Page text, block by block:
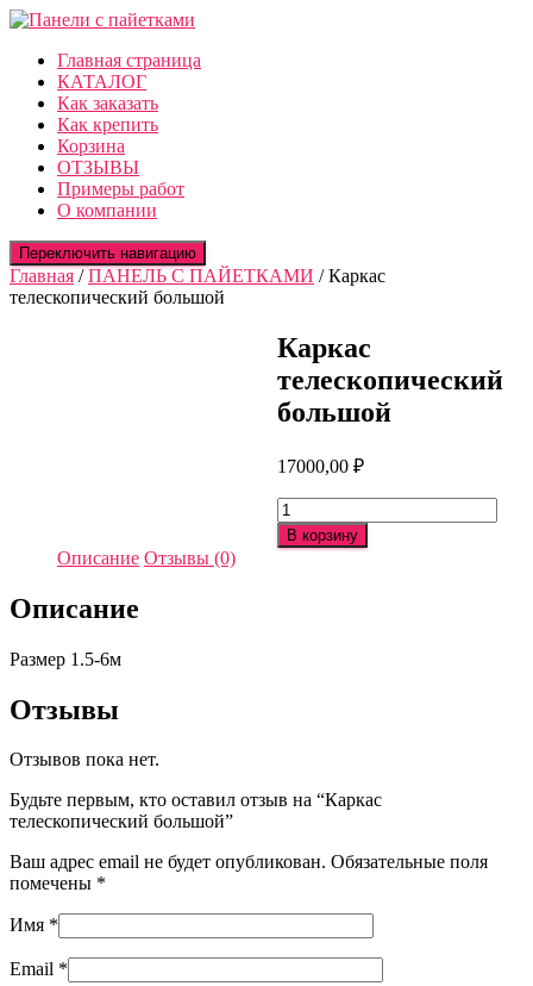
Главная страница
КАТАЛОГ
Как заказать
Как крепить
Корзина
ОТЗЫВЫ
Примеры работ
О компании
Переключить навигацию
Главная /ПАНЕЛЬ С ПАЙЕТКАМИ / Каркас
телескопический большой
Каркас
телескопический
большой
17000,00 ₽
Количество
товара
Каркас
В корзину
Описание Отзывы (0)
Описание
Размер 1.5-6м
Отзывы
Отзывов пока нет.
Будьте первым, кто оставил отзыв на “Каркас
телескопический большой”
Ваш адрес email не будет опубликован. Обязательные поля
помечены *
Имя *
Email *